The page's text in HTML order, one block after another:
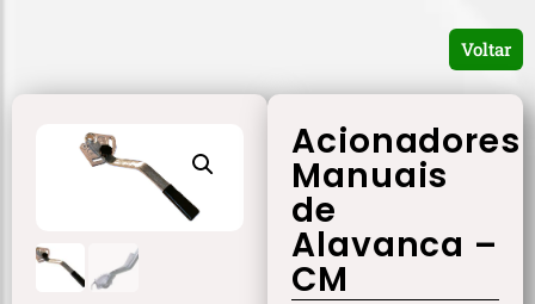
Voltar
Acionadores
Manuais
de
Alavanca –
CM